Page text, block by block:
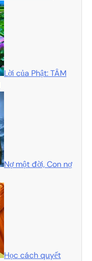
Lời của Phật: TÂM
Nợ một đời, Con nợ
Học cách quyết